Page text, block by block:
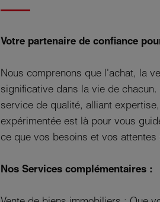
Votre partenaire de confiance
Nous comprenons que l'achat, la
significative dans la vie de
service de qualité, alliant
expérimentée est là pour vous
ce que vos besoins et vos
Nos Services complémentaires :